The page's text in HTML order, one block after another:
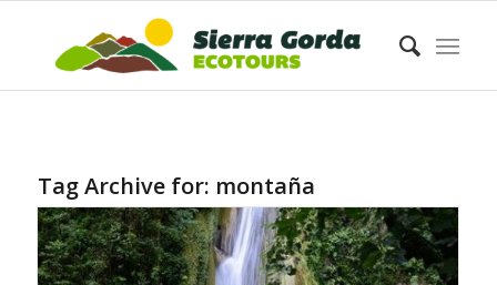
Tag Archive for: montaña